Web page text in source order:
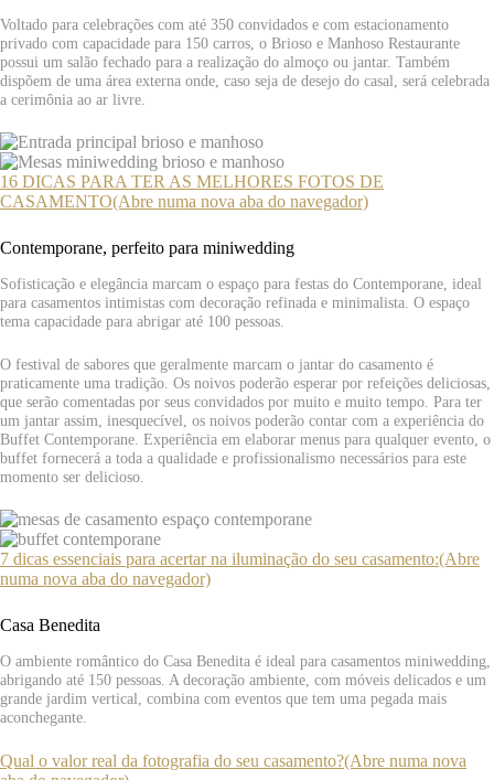
Voltado para celebrações com até 350 convidados e com estacionamento
privado com capacidade para 150 carros, o Brioso e Manhoso Restaurante
possui um salão fechado para a realização do almoço ou jantar. Também
dispõem de uma área externa onde, caso seja de desejo do casal, será celebrada
a cerimônia ao ar livre.
16 DICAS PARA TER AS MELHORES FOTOS DE
CASAMENTO(Abre numa nova aba do navegador)
Contemporane, perfeito para miniwedding
Sofisticação e elegância marcam o espaço para festas do Contemporane, ideal
para casamentos intimistas com decoração refinada e minimalista. O espaço
tema capacidade para abrigar até 100 pessoas.
O festival de sabores que geralmente marcam o jantar do casamento é
praticamente uma tradição. Os noivos poderão esperar por refeições deliciosas,
que serão comentadas por seus convidados por muito e muito tempo. Para ter
um jantar assim, inesquecível, os noivos poderão contar com a experiência do
Buffet Contemporane. Experiência em elaborar menus para qualquer evento, o
buffet fornecerá a toda a qualidade e profissionalismo necessários para este
momento ser delicioso.
7 dicas essenciais para acertar na iluminação do seu casamento:(Abre
numa nova aba do navegador)
Casa Benedita
O ambiente romântico do Casa Benedita é ideal para casamentos miniwedding,
abrigando até 150 pessoas. A decoração ambiente, com móveis delicados e um
grande jardim vertical, combina com eventos que tem uma pegada mais
aconchegante.
Qual o valor real da fotografia do seu casamento?(Abre numa nova